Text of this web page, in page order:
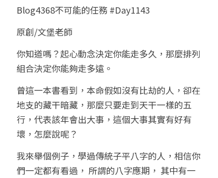
人氣最高
站長精選
臉書生活
好書推廌
八字視頻
陽宅視頻
線上直播
自我挑戰
八字初階班2
八字進階班
八字中階班
八字高階班
五人實戰班
五行計算初階班
五行計算高階班
團隊訓練營
八字完整班
《十神高階實戰錄》完整典藏版
科學八字推理PDF
八字批命
小兒命名
我的著作
科學八字推理1
科學八字推理2
科學八字推理3
科學八字輕鬆學
輕鬆學會科學八字推理
與我預約
批命預約
上課預約
常見問題
FB粉絲頁
登錄 /註冊
搜索
繁體中文
繁體中文
0938617837
support@p8zicourse.com
Blog4368不可能的任務 #Day1143
原創/文堡老師
你知道嗎？起心動念決定你能走多久，那麼排列
組合決定你能夠走多遠。
曾這一本書看到，本命假如沒有比劫的人，卻在
地支的藏干暗藏，那麼只要走到天干一樣的五
行，代表該年會出大事，這個大事其實有好有
壞，怎麼說呢？
我來舉個例子，學過傳統子平八字的人，相信你
們一定都有看過， 所謂的八字應期， 其中有一